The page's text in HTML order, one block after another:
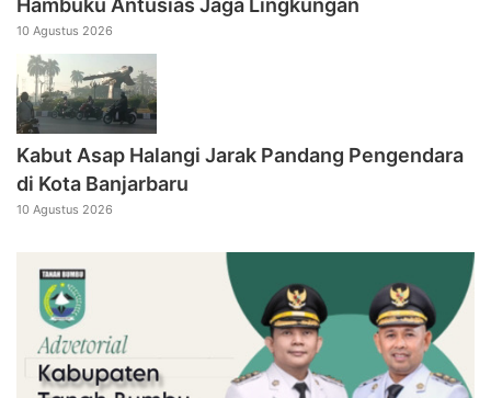
Hambuku Antusias Jaga Lingkungan
10 Agustus 2026
Kabut Asap Halangi Jarak Pandang Pengendara
di Kota Banjarbaru
10 Agustus 2026